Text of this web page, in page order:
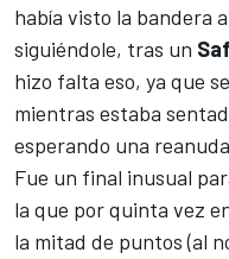
había visto la bandera
siguiéndole, tras un
hizo falta eso, ya que
mientras estaba
esperando una
Fue un final inusual
la que por quinta vez
la mitad de puntos (al